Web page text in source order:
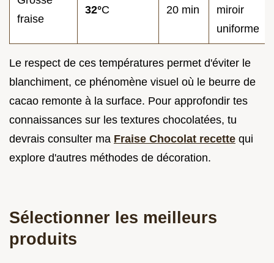
fraise
32°C 20 min
miroir
uniforme
Le respect de ces températures permet d'éviter le
blanchiment, ce phénomène visuel où le beurre de
cacao remonte à la surface. Pour approfondir tes
connaissances sur les textures chocolatées, tu
devrais consulter ma Fraise Chocolat recette qui
explore d'autres méthodes de décoration.
Sélectionner les meilleurs
produits